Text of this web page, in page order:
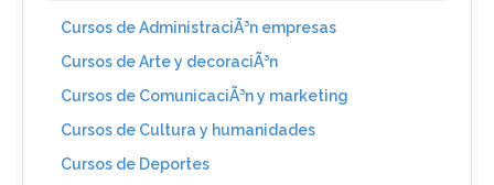
Cursos de AdministraciÃ³n empresas
Cursos de Arte y decoraciÃ³n
Cursos de ComunicaciÃ³n y marketing
Cursos de Cultura y humanidades
Cursos de Deportes